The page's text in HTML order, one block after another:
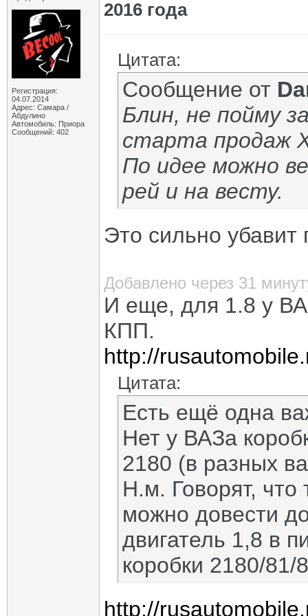
Регистрация:
04.07.2014
Адрес: Самара /
Абдулино
Автомобиль: Приора
Сообщений: 402
2016 года
Цитата:
Сообщение от
Блин, не пойму
старта продаж
По идее можно
рей и на весту.
Это сильно убавит
Добавлено через 31
И еще, для 1.8 у
КПП.
http://
Цитата:
Есть ещё одна
Нет у ВАЗа
2180 (в разных
Н.м. Говорят, что
можно довести
двигатель 1,8 в
коробки 2180/81/
http://